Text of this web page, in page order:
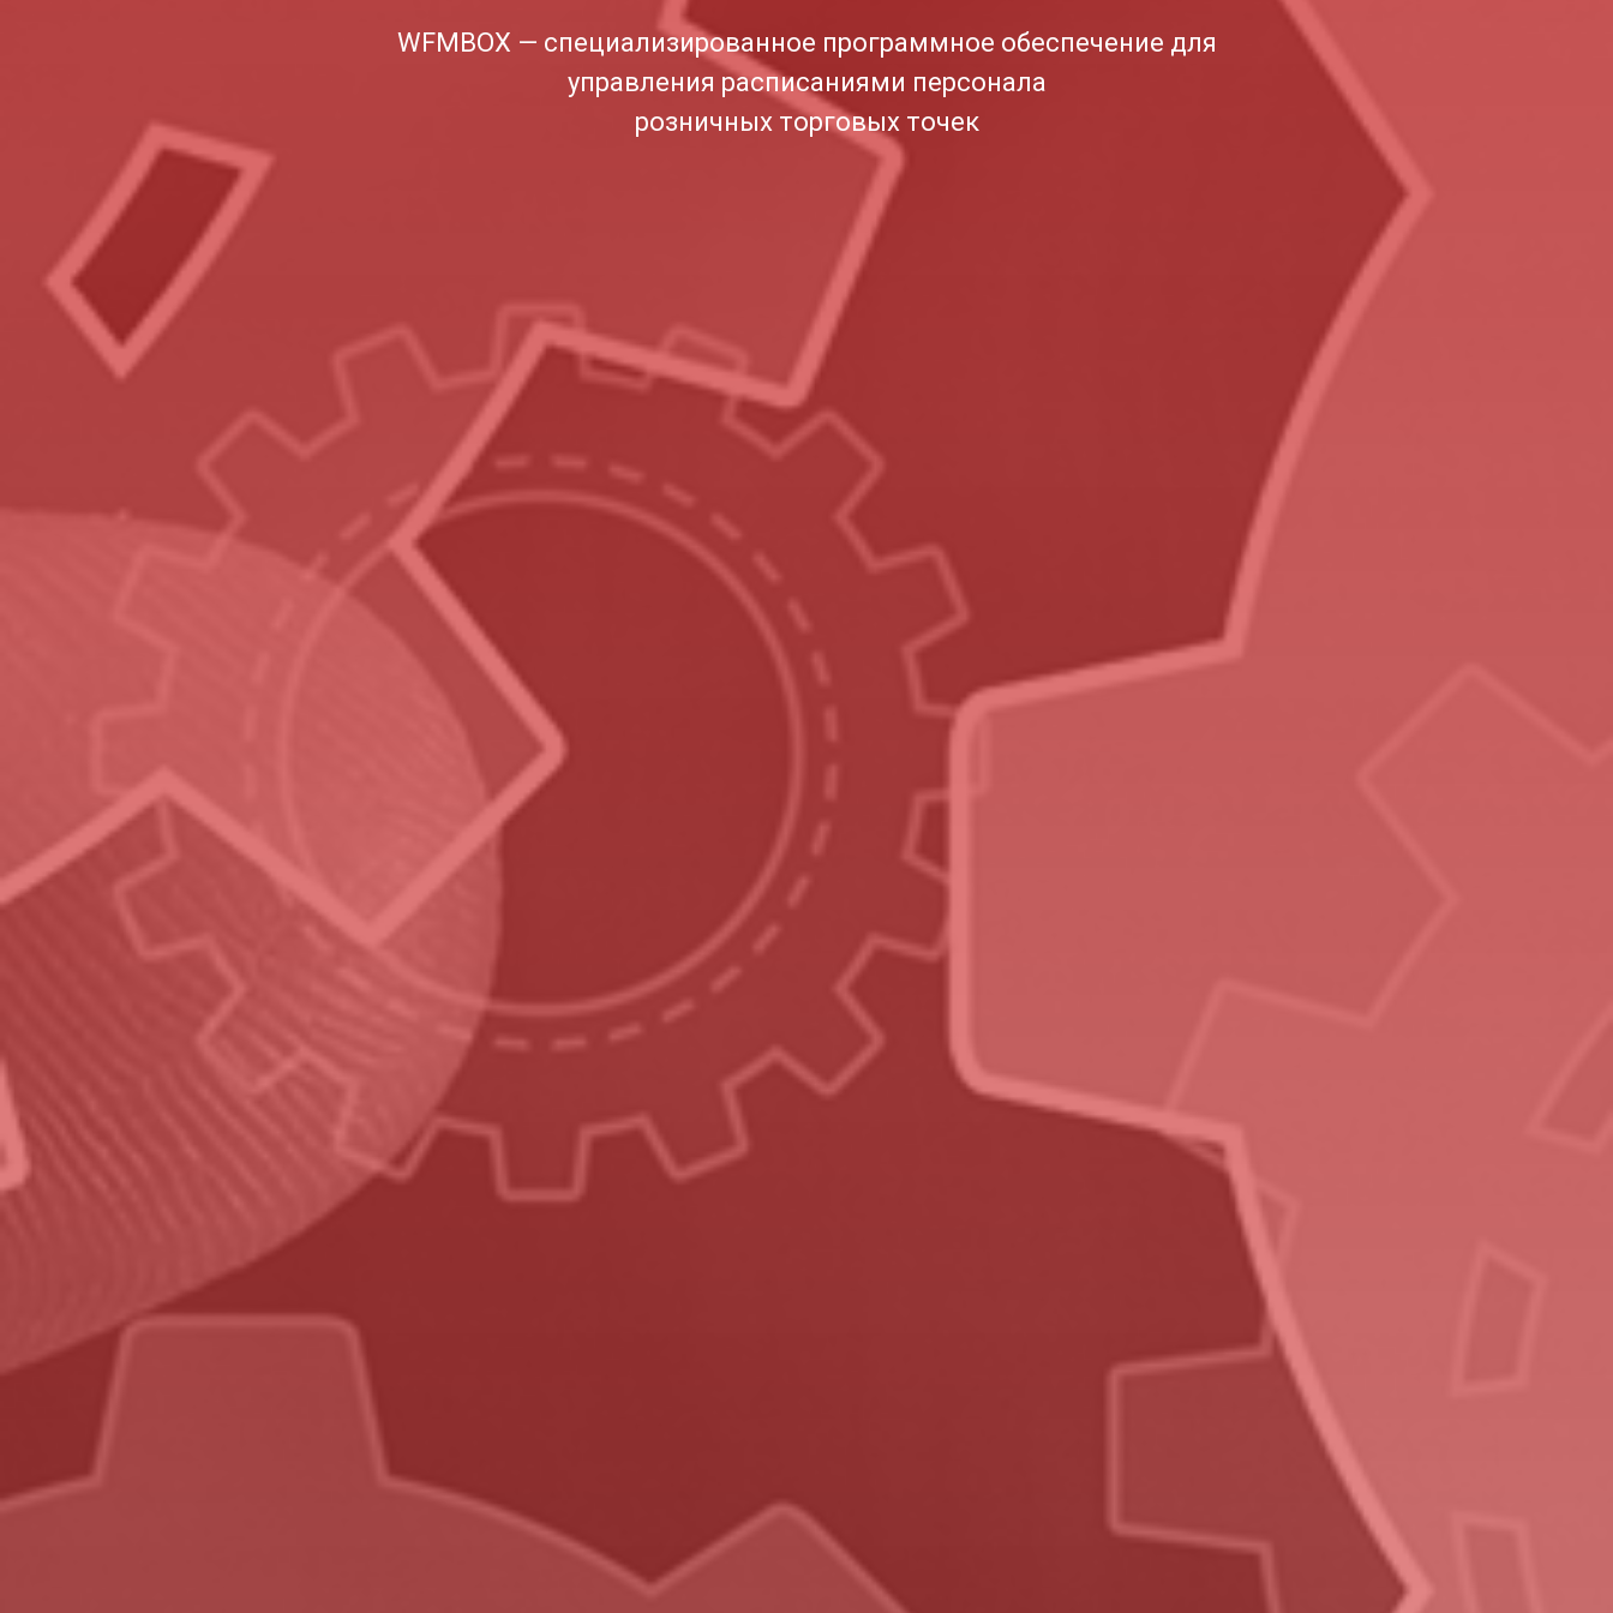
WFMBOX — cпециализированное программное обеспечение для
управления расписаниями персонала
розничных торговых точек